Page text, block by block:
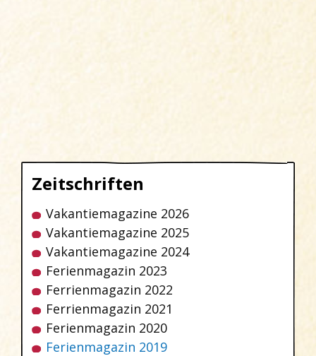
Zeitschriften
Vakantiemagazine 2026
Vakantiemagazine 2025
Vakantiemagazine 2024
Ferienmagazin 2023
Ferrienmagazin 2022
Ferrienmagazin 2021
Ferienmagazin 2020
Ferienmagazin 2019